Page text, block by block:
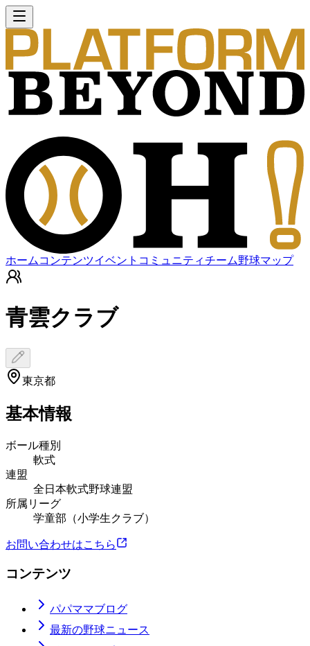
ホーム コンテンツイベント コミュニティチーム野球マップ
青雲クラブ
東京都
基本情報
ボール種別
軟式
連盟
全日本軟式野球連盟
所属リーグ
学童部（小学生クラブ）
お問い合わせはこちら
コンテンツ
パパママブログ
最新の野球ニュース